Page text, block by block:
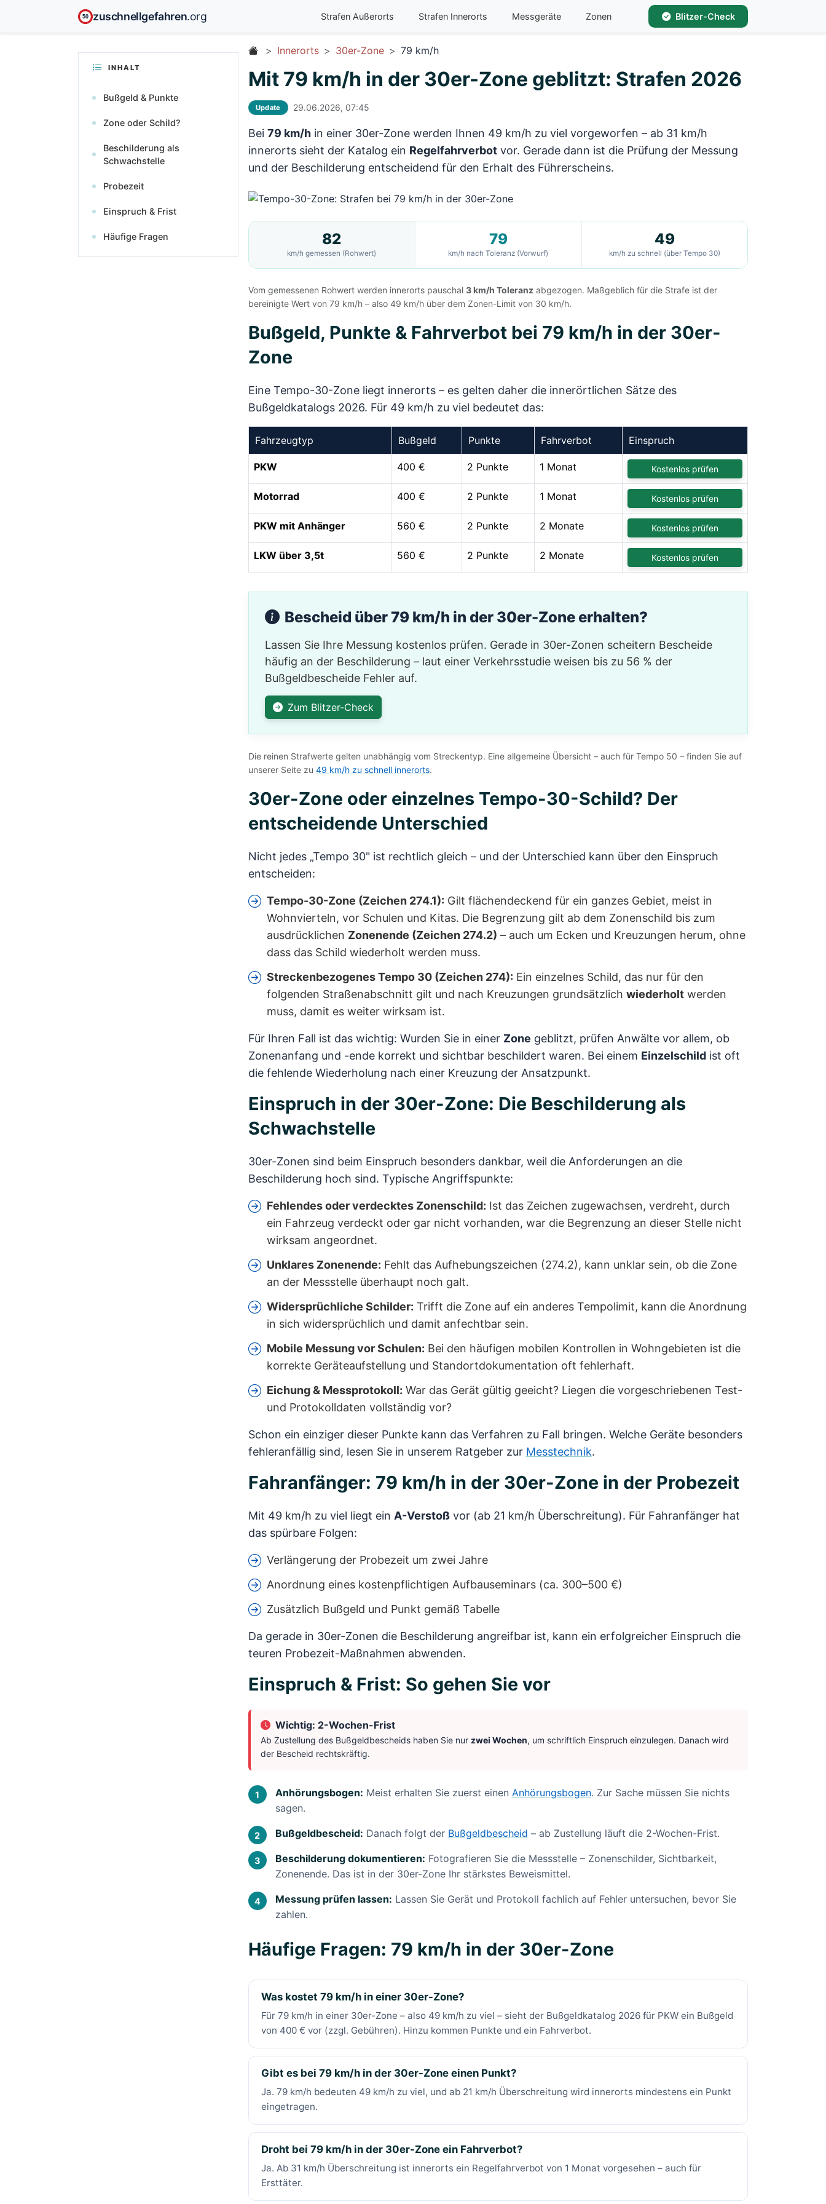
50 zuschnellgefahren.org Strafen Außerorts Strafen Innerorts Messgeräte Zonen Blitzer-Check
INHALT
Bußgeld & Punkte
Zone oder Schild?
Beschilderung als
Schwachstelle
Probezeit
Einspruch & Frist
Häufige Fragen
Innerorts 30er-Zone 79 km/h
Mit 79 km/h in der 30er-Zone geblitzt: Strafen 2026
Update 29.06.2026, 07:45
Bei 79 km/hin einer 30er-Zone werden Ihnen 49 km/h zu viel vorgeworfen – ab 31 km/h
innerorts sieht der Katalog ein Regelfahrverbotvor. Gerade dann ist die Prüfung der Messung
und der Beschilderung entscheidend für den Erhalt des Führerscheins.
82
km/h gemessen (Rohwert)
79
km/h nach Toleranz (Vorwurf)
49
km/h zu schnell (über Tempo 30)
Vom gemessenen Rohwert werden innerorts pauschal 3 km/h Toleranzabgezogen. Maßgeblich für die Strafe ist der
bereinigte Wert von 79 km/h – also 49 km/h über dem Zonen-Limit von 30 km/h.
Bußgeld, Punkte & Fahrverbot bei 79 km/h in der 30er-
Zone
Eine Tempo-30-Zone liegt innerorts – es gelten daher die innerörtlichen Sätze des
Bußgeldkatalogs 2026. Für 49 km/h zu viel bedeutet das:
Fahrzeugtyp Bußgeld Punkte Fahrverbot Einspruch
PKW 400 € 2 Punkte 1 Monat Kostenlos prüfen
Motorrad 400 € 2 Punkte 1 Monat Kostenlos prüfen
PKW mit Anhänger 560 € 2 Punkte 2 Monate Kostenlos prüfen
LKW über 3,5t 560 € 2 Punkte 2 Monate Kostenlos prüfen
Bescheid über 79 km/h in der 30er-Zone erhalten?
Lassen Sie Ihre Messung kostenlos prüfen. Gerade in 30er-Zonen scheitern Bescheide
häufig an der Beschilderung – laut einer Verkehrsstudie weisen bis zu 56 % der
Bußgeldbescheide Fehler auf.
Zum Blitzer-Check
Die reinen Strafwerte gelten unabhängig vom Streckentyp. Eine allgemeine Übersicht – auch für Tempo 50 – finden Sie auf
unserer Seite zu 49 km/h zu schnell innerorts.
30er-Zone oder einzelnes Tempo-30-Schild? Der
entscheidende Unterschied
Nicht jedes „Tempo 30" ist rechtlich gleich – und der Unterschied kann über den Einspruch
entscheiden:
Tempo-30-Zone (Zeichen 274.1): Gilt flächendeckend für ein ganzes Gebiet, meist in
Wohnvierteln, vor Schulen und Kitas. Die Begrenzung gilt ab dem Zonenschild bis zum
ausdrücklichen Zonenende (Zeichen 274.2) – auch um Ecken und Kreuzungen herum, ohne
dass das Schild wiederholt werden muss.
Streckenbezogenes Tempo 30 (Zeichen 274): Ein einzelnes Schild, das nur für den
folgenden Straßenabschnitt gilt und nach Kreuzungen grundsätzlich wiederholtwerden
muss, damit es weiter wirksam ist.
Für Ihren Fall ist das wichtig: Wurden Sie in einer Zone geblitzt, prüfen Anwälte vor allem, ob
Zonenanfang und -ende korrekt und sichtbar beschildert waren. Bei einem Einzelschildist oft
die fehlende Wiederholung nach einer Kreuzung der Ansatzpunkt.
Einspruch in der 30er-Zone: Die Beschilderung als
Schwachstelle
30er-Zonen sind beim Einspruch besonders dankbar, weil die Anforderungen an die
Beschilderung hoch sind. Typische Angriffspunkte:
Fehlendes oder verdecktes Zonenschild: Ist das Zeichen zugewachsen, verdreht, durch
ein Fahrzeug verdeckt oder gar nicht vorhanden, war die Begrenzung an dieser Stelle nicht
wirksam angeordnet.
Unklares Zonenende: Fehlt das Aufhebungszeichen (274.2), kann unklar sein, ob die Zone
an der Messstelle überhaupt noch galt.
Widersprüchliche Schilder: Trifft die Zone auf ein anderes Tempolimit, kann die Anordnung
in sich widersprüchlich und damit anfechtbar sein.
Mobile Messung vor Schulen: Bei den häufigen mobilen Kontrollen in Wohngebieten ist die
korrekte Geräteaufstellung und Standortdokumentation oft fehlerhaft.
Eichung & Messprotokoll: War das Gerät gültig geeicht? Liegen die vorgeschriebenen Test-
und Protokolldaten vollständig vor?
Schon ein einziger dieser Punkte kann das Verfahren zu Fall bringen. Welche Geräte besonders
fehleranfällig sind, lesen Sie in unserem Ratgeber zur Messtechnik.
Fahranfänger: 79 km/h in der 30er-Zone in der Probezeit
Mit 49 km/h zu viel liegt ein A-Verstoßvor (ab 21 km/h Überschreitung). Für Fahranfänger hat
das spürbare Folgen:
Verlängerung der Probezeit um zwei Jahre
Anordnung eines kostenpflichtigen Aufbauseminars (ca. 300–500 €)
Zusätzlich Bußgeld und Punkt gemäß Tabelle
Da gerade in 30er-Zonen die Beschilderung angreifbar ist, kann ein erfolgreicher Einspruch die
teuren Probezeit-Maßnahmen abwenden.
Einspruch & Frist: So gehen Sie vor
Wichtig: 2-Wochen-Frist
Ab Zustellung des Bußgeldbescheids haben Sie nur zwei Wochen, um schriftlich Einspruch einzulegen. Danach wird
der Bescheid rechtskräftig.
Anhörungsbogen: Meist erhalten Sie zuerst einen Anhörungsbogen. Zur Sache müssen Sie nichts
sagen.
Bußgeldbescheid: Danach folgt der Bußgeldbescheid – ab Zustellung läuft die 2-Wochen-Frist.
Beschilderung dokumentieren: Fotografieren Sie die Messstelle – Zonenschilder, Sichtbarkeit,
Zonenende. Das ist in der 30er-Zone Ihr stärkstes Beweismittel.
Messung prüfen lassen: Lassen Sie Gerät und Protokoll fachlich auf Fehler untersuchen, bevor Sie
zahlen.
Häufige Fragen: 79 km/h in der 30er-Zone
Was kostet 79 km/h in einer 30er-Zone?
Für 79 km/h in einer 30er-Zone – also 49 km/h zu viel – sieht der Bußgeldkatalog 2026 für PKW ein Bußgeld
von 400 € vor (zzgl. Gebühren). Hinzu kommen Punkte und ein Fahrverbot.
Gibt es bei 79 km/h in der 30er-Zone einen Punkt?
Ja. 79 km/h bedeuten 49 km/h zu viel, und ab 21 km/h Überschreitung wird innerorts mindestens ein Punkt
eingetragen.
Droht bei 79 km/h in der 30er-Zone ein Fahrverbot?
Ja. Ab 31 km/h Überschreitung ist innerorts ein Regelfahrverbot von 1 Monat vorgesehen – auch für
Ersttäter.